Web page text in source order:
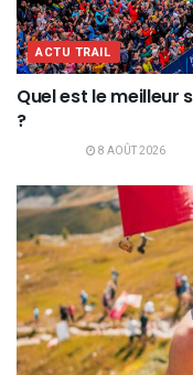
ACTU TRAIL
Quel est le meilleur
?
8 AOÛT 2026